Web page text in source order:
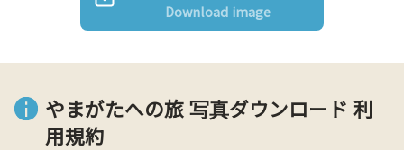
Download image
やまがたへの旅 写真ダウンロード 利
用規約